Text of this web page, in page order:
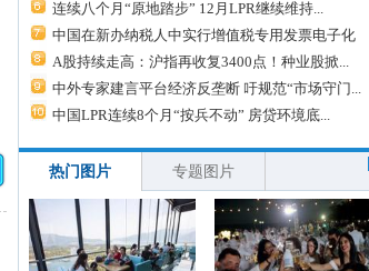
连续八个月“原地踏步” 12月LPR继续维持...
中国在新办纳税人中实行增值税专用发票电子化
A股持续走高：沪指再收复3400点！种业股掀...
中外专家建言平台经济反垄断 吁规范“市场守门...
中国LPR连续8个月“按兵不动” 房贷环境底...
热门图片 专题图片